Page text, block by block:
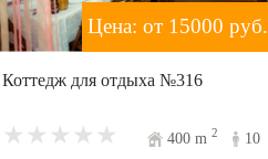
Цена: от 15000 руб.
Коттедж для отдыха №316
400m 2 10